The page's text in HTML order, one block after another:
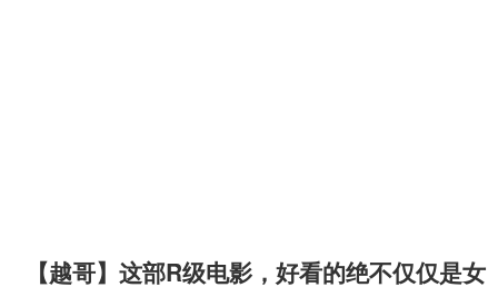
【越哥】这部R级电影，好看的绝不仅仅是女